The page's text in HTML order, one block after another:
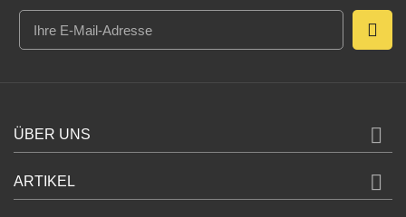
ÜBER UNS 
ARTIKEL 